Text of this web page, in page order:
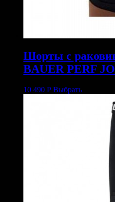
Шорты с
BAUER PERF
10 490 Р Выбрать